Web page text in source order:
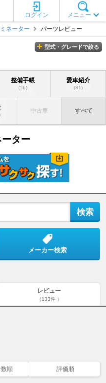
メニュー
ログイン
ネーター パーツレビュー
型式・グレードで絞る
整備手帳
(56)
愛車紹介
(81)
中古車 すべて
ター
メーカー検索
レビュー
（133件 ）
数順 評価順